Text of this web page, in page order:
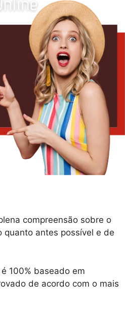
compreensão sobre o
quanto antes possível e de
100% baseado em
de acordo com o mais